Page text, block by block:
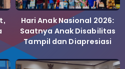
Hari Anak Nasional 2026:
Saatnya Anak Disabilitas
Tampil dan Diapresiasi